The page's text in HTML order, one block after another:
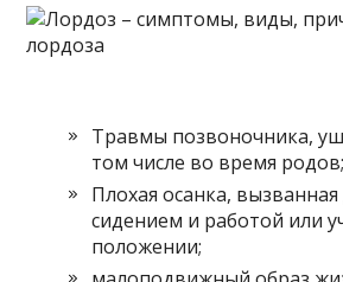
Травмы позвоночника,
том числе во время родов;
Плохая осанка,
сидением и работой или
положении;